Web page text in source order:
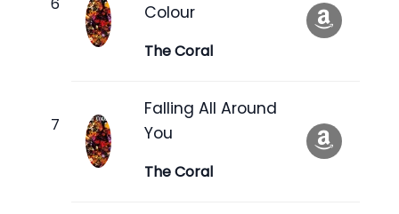
Colour
The Coral
Falling All Around
You
The Coral